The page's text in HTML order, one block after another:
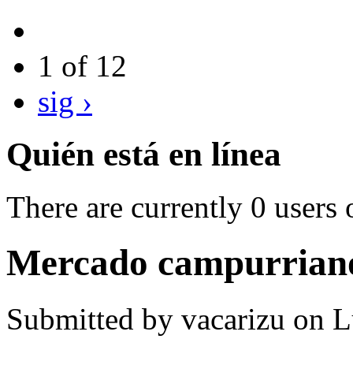
1 of 12
sig ›
Quién está en línea
There are currently 0 users
Mercado
Submitted by vacarizu on